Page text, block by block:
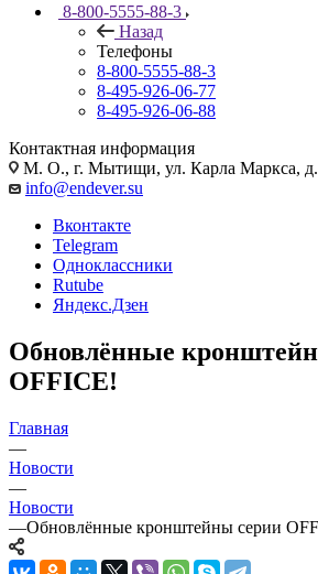
8-800-5555-88-3
Назад
Телефоны
8-800-5555-88-3
8-495-926-06-77
8-495-926-06-88
Контактная информация
М. О., г. Мытищи, ул. Карла Маркса,
info@endever.su
Вконтакте
Telegram
Одноклассники
Rutube
Яндекс.Дзен
Обновлённые
OFFICE!
Главная
—
Новости
—
Новости
—Обновлённые кронштейны серии